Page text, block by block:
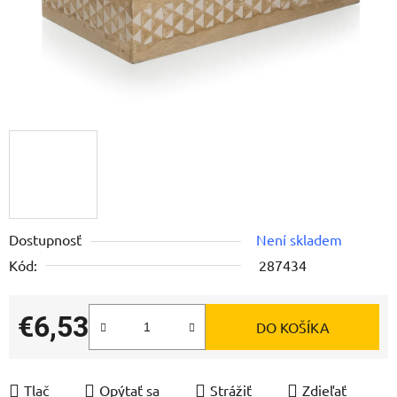
Dostupnosť
Není skladem
Kód:
287434
€6,53
Jednotková cena:
DO KOŠÍKA
Tlač Opýtať sa Strážiť Zdieľať